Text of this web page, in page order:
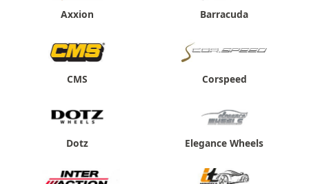
Axxion Barracuda
CMS Corspeed
Dotz Elegance Wheels